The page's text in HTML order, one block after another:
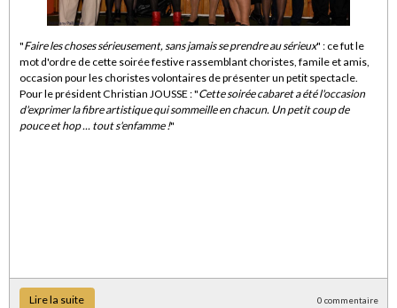
"Faire les choses sérieusement, sans jamais se prendre au sérieux" : ce fut le
mot d'ordre de cette soirée festive rassemblant choristes, famile et amis,
occasion pour les choristes volontaires de présenter un petit spectacle.
Pour le président Christian JOUSSE : "Cette soirée cabaret a été l'occasion
d'exprimer la fibre artistique qui sommeille en chacun. Un petit coup de
pouce et hop ... tout s'enfamme !"
Lire la suite 0 commentaire